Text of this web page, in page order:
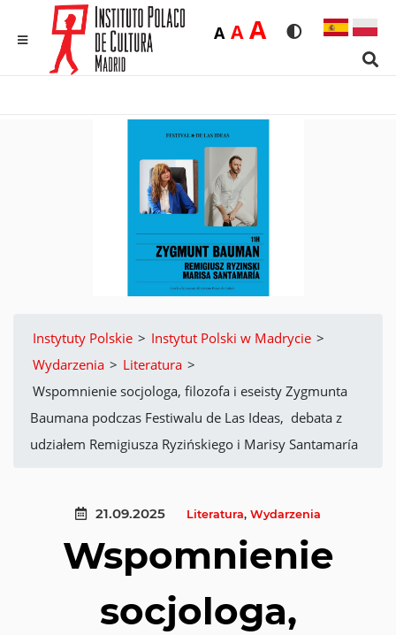
Rozmiar
ADomyślna
AŚrednia
ADużaWersja
Instytuty Polskie > Instytut Polski w Madrycie >
Wydarzenia > Literatura >
Wspomnienie socjologa, filozofa i eseisty Zygmunta
Baumana podczas Festiwalu de Las Ideas, debata z
udziałem Remigiusza Ryzińskiego i Marisy Santamaría
21.09.2025 Literatura, Wydarzenia
Wspomnienie
socjologa,